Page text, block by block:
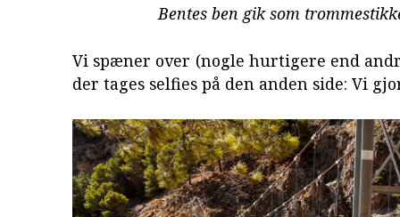
Bentes ben gik som
Vi spæner over (nogle hurtigere end
der tages selfies på den anden side: Vi